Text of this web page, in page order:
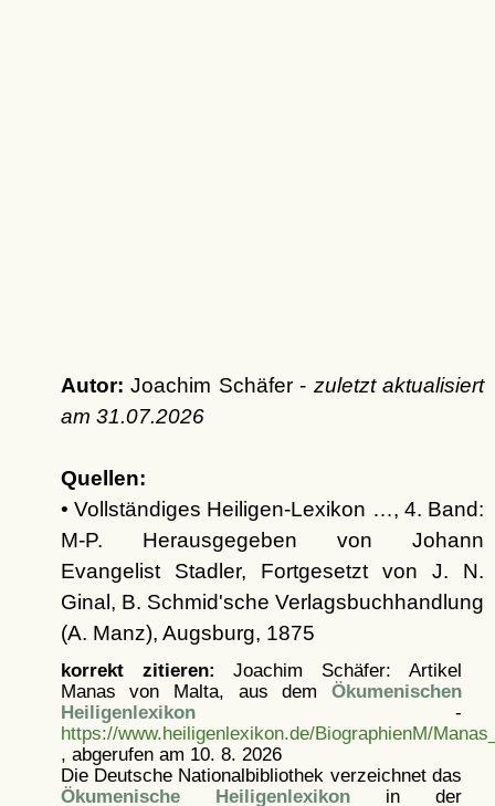
Autor: Joachim Schäfer - zuletzt aktualisiert
am 31.07.2026
Quellen:
• Vollständiges Heiligen-Lexikon …, 4. Band:
M-P. Herausgegeben von Johann
Evangelist Stadler, Fortgesetzt von J. N.
Ginal, B. Schmid'sche Verlagsbuchhandlung
(A. Manz), Augsburg, 1875
korrekt zitieren: Joachim Schäfer: Artikel
Manas von Malta, aus dem Ökumenischen
Heiligenlexikon-
https://www.heiligenlexikon.de/BiographienM/
, abgerufen am 10. 8. 2026
Die Deutsche Nationalbibliothek verzeichnet das
Ökumenische Heiligenlexikonin der